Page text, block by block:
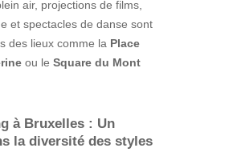
air, projections de films,
et spectacles de danse sont
des lieux comme la Place
ou le Square du Mont
à Bruxelles : Un
la diversité des styles